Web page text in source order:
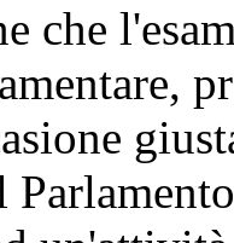
che